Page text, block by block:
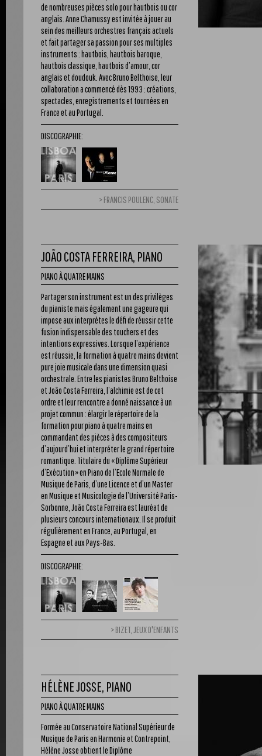
de nombreuses pièces solo pour hautbois ou cor
anglais. Anne Chamussy est invitée à jouer au
sein des meilleurs orchestres français actuels
et fait partager sa passion pour ses multiples
instruments : hautbois, hautbois baroque,
hautbois classique, hautbois d’amour, cor
anglais et doudouk. Avec Bruno Belthoise, leur
collaboration a commencé dès 1993 : créations,
spectacles, enregistrements et tournées en
France et au Portugal.
DISCOGRAPHIE:
FRANCIS POULENC, SONATE
JOÃO COSTA FERREIRA, PIANO
PIANO À QUATRE MAINS
Partager son instrument est un des privilèges
du pianiste mais également une gageure qui
impose aux interprètes le défi de réussir cette
fusion indispensable des touchers et des
intentions expressives. Lorsque l’expérience
est réussie, la formation à quatre mains devient
pure joie musicale dans une dimension quasi
orchestrale. Entre les pianistes Bruno Belthoise
et João Costa Ferreira, l’alchimie est de cet
ordre et leur rencontre a donné naissance à un
projet commun : élargir le répertoire de la
formation pour piano à quatre mains en
commandant des pièces à des compositeurs
d’aujourd’hui et interpréter le grand répertoire
romantique. Titulaire du « Diplôme Supérieur
d’Exécution » en Piano de l’Ecole Normale de
Musique de Paris, d’une Licence et d’un Master
en Musique et Musicologie de l’Université Paris-
Sorbonne, João Costa Ferreira est lauréat de
plusieurs concours internationaux. Il se produit
régulièrement en France, au Portugal, en
Espagne et aux Pays-Bas.
DISCOGRAPHIE:
BIZET, JEUX D'ENFANTS
HÉLÈNE JOSSE, PIANO
PIANO À QUATRE MAINS
Formée au Conservatoire National Supérieur de
Musique de Paris en Harmonie et Contrepoint,
Hélène Josse obtient le Diplôme